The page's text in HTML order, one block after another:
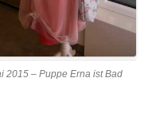
2015 – Puppe Erna ist Bad